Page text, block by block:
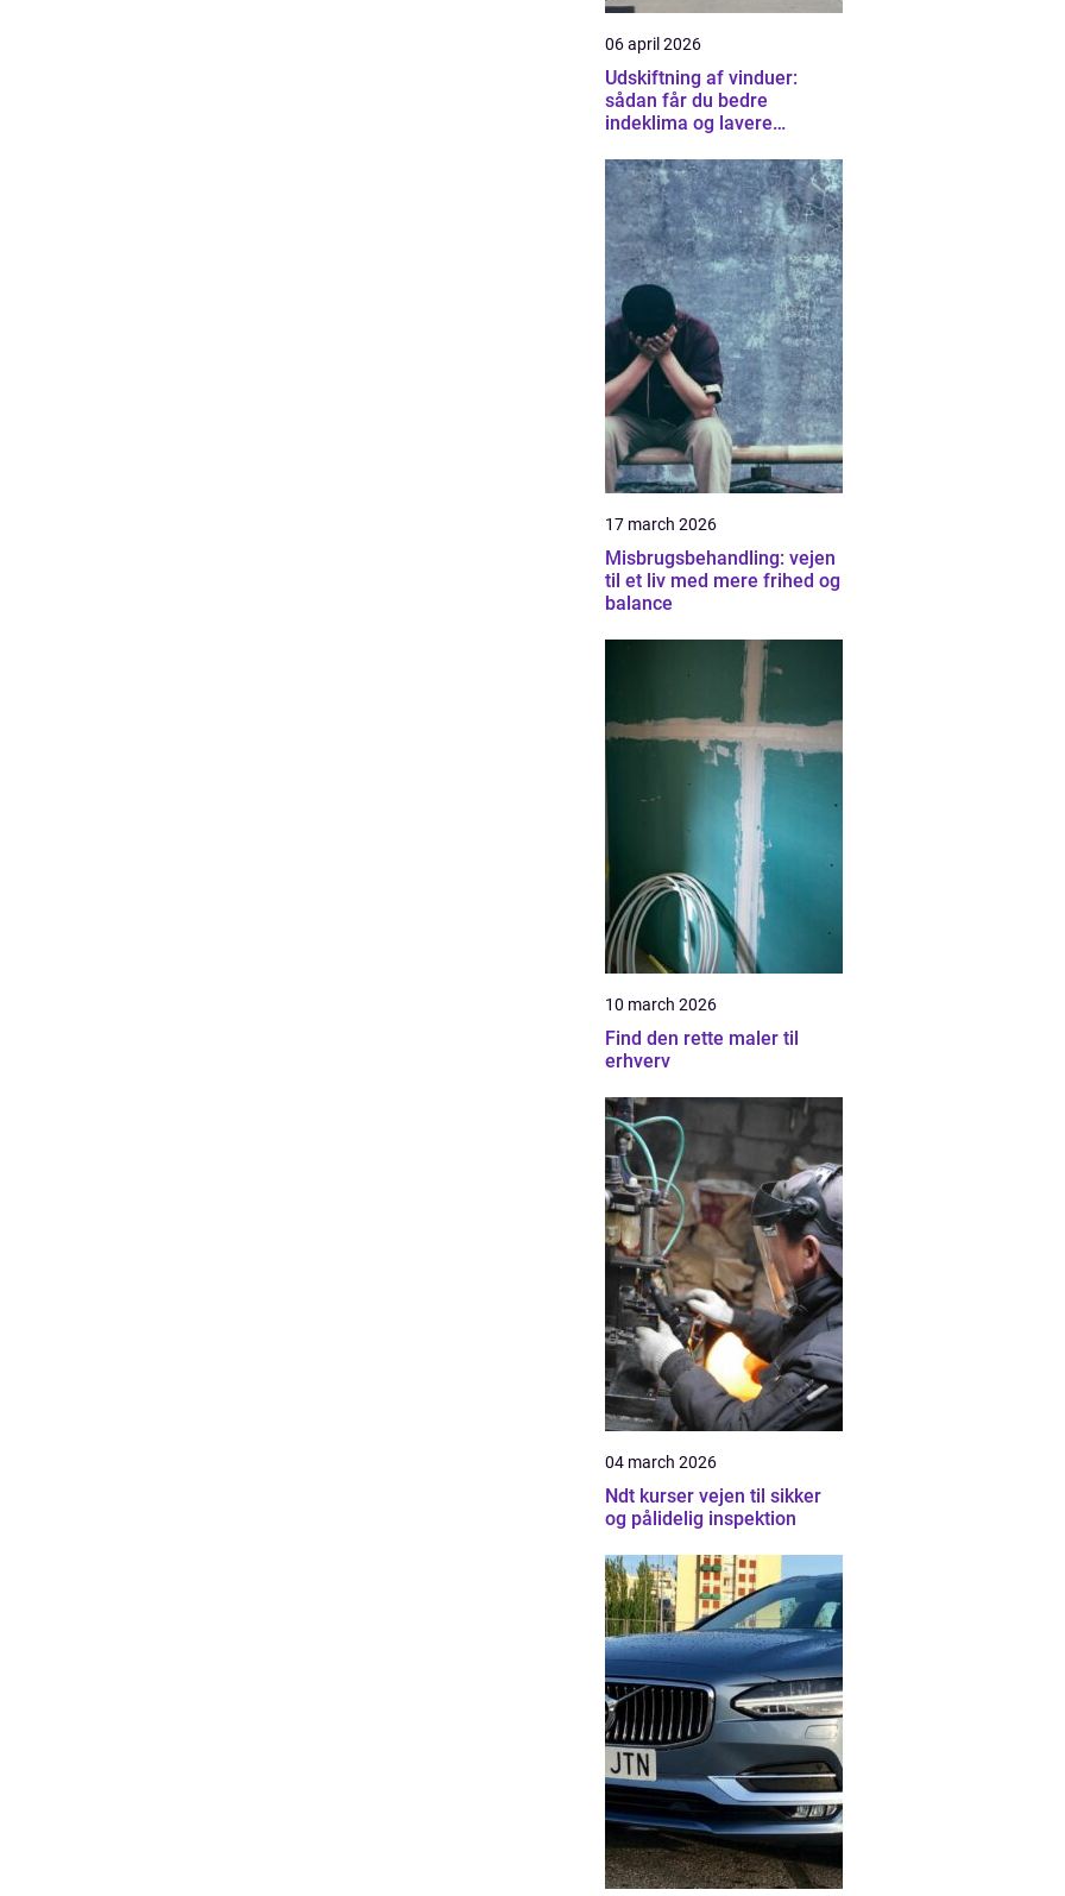
06 april 2026
Udskiftning af vinduer:
sådan får du bedre
indeklima og lavere
17 march 2026
Misbrugsbehandling: vejen
til et liv med mere frihed og
balance
10 march 2026
Find den rette maler til
erhverv
04 march 2026
Ndt kurser vejen til sikker
og pålidelig inspektion